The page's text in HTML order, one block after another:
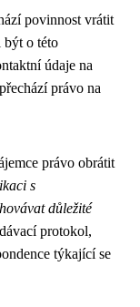
povinnost vrátit
být o této
údaje na
právo na
právo obrátit
s
důležité
protokol,
týkající se